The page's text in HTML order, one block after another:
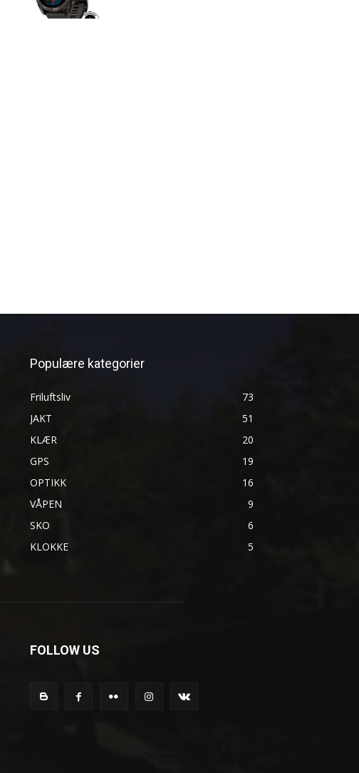
Populære kategorier
Friluftsliv
73
JAKT
51
KLÆR
20
GPS
19
OPTIKK
16
VÅPEN
9
SKO
6
KLOKKE
5
FOLLOW US